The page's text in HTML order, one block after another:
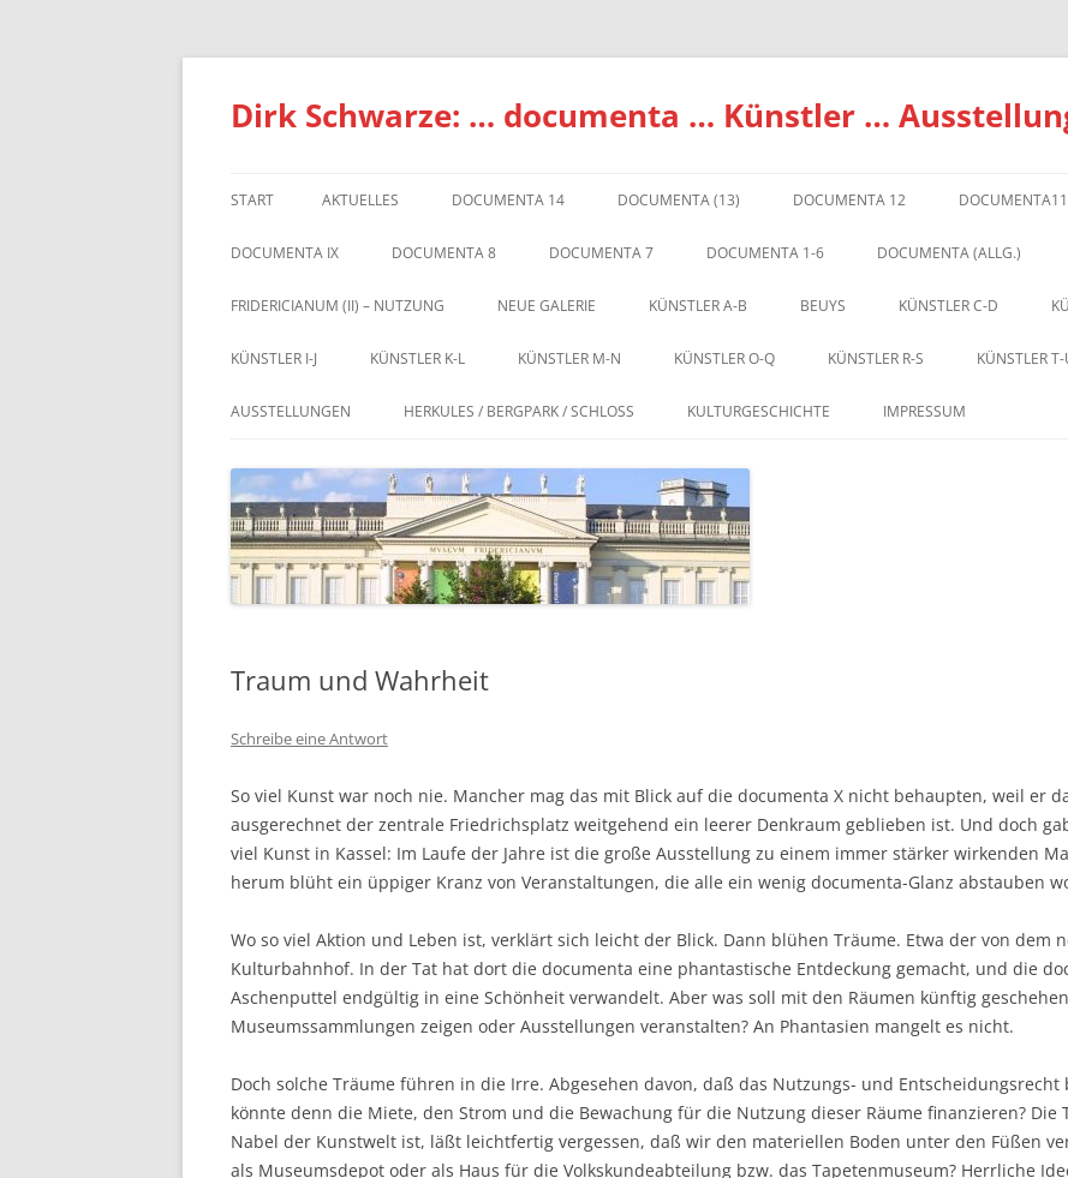
Zum
springen
Dirk Schwarze: … documenta … Künstler …
START AKTUELLES DOCUMENTA 14 DOCUMENTA (13) DOCUMENTA 12 DOCUMENTA11
DOCUMENTA IX DOCUMENTA 8 DOCUMENTA 7 DOCUMENTA 1-6 DOCUMENTA (ALLG.)
FRIDERICIANUM (II) – NUTZUNG NEUE GALERIE KÜNSTLER A-B BEUYS KÜNSTLER C-D
KÜNSTLER I-J KÜNSTLER K-L KÜNSTLER M-N KÜNSTLER O-Q KÜNSTLER R-S KÜNSTLER T-
AUSSTELLUNGEN HERKULES / BERGPARK / SCHLOSS KULTURGESCHICHTE IMPRESSUM
Traum und Wahrheit
Schreibe eine Antwort
So viel Kunst war noch nie. Mancher mag das mit Blick auf die documenta X nicht behaupten, weil er
ausgerechnet der zentrale Friedrichsplatz weitgehend ein leerer Denkraum geblieben ist. Und doch
viel Kunst in Kassel: Im Laufe der Jahre ist die große Ausstellung zu einem immer stärker wirkenden
herum blüht ein üppiger Kranz von Veranstaltungen, die alle ein wenig documenta-Glanz abstauben
Wo so viel Aktion und Leben ist, verklärt sich leicht der Blick. Dann blühen Träume. Etwa der von dem
Kulturbahnhof. In der Tat hat dort die documenta eine phantastische Entdeckung gemacht, und die
Aschenputtel endgültig in eine Schönheit verwandelt. Aber was soll mit den Räumen künftig
Museumssammlungen zeigen oder Ausstellungen veranstalten? An Phantasien mangelt es nicht.
Doch solche Träume führen in die Irre. Abgesehen davon, daß das Nutzungs- und
könnte denn die Miete, den Strom und die Bewachung für die Nutzung dieser Räume finanzieren? Die
Nabel der Kunstwelt ist, läßt leichtfertig vergessen, daß wir den materiellen Boden unter den Füßen
als Museumsdepot oder als Haus für die Volkskundeabteilung bzw. das Tapetenmuseum? Herrliche